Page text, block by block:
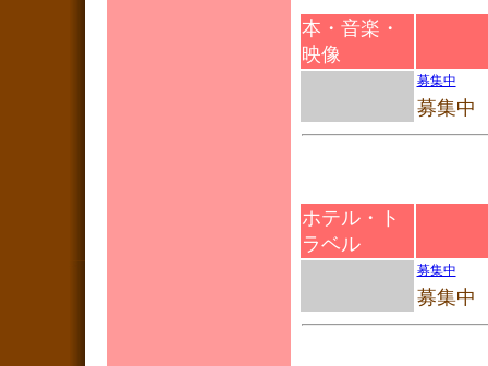
本・音楽・
映像
募集中
募集中
ホテル・ト
ラベル
募集中
募集中